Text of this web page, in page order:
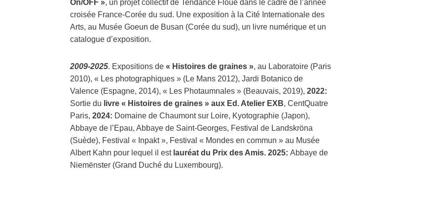
On/OFF », un projet collectif de Tendance Floue dans le cadre de l’année
croisée France-Corée du sud. Une exposition à la Cité Internationale des
Arts, au Musée Goeun de Busan (Corée du sud), un livre numérique et un
catalogue d’exposition.
2009-2025. Expositions de « Histoires de graines », au Laboratoire (Paris
2010), « Les photographiques » (Le Mans 2012), Jardi Botanico de
Valence (Espagne, 2014), « Les Photaumnales » (Beauvais, 2019), 2022:
Sortie du livre « Histoires de graines » aux Ed. Atelier EXB, CentQuatre
Paris, 2024: Domaine de Chaumont sur Loire, Kyotographie (Japon),
Abbaye de l’Epau, Abbaye de Saint-Georges, Festival de Landskröna
(Suède), Festival « Inpakt », Festival « Mondes en commun » au Musée
Albert Kahn pour lequel il est lauréat du Prix des Amis. 2025: Abbaye de
Niemënster (Grand Duché du Luxembourg).